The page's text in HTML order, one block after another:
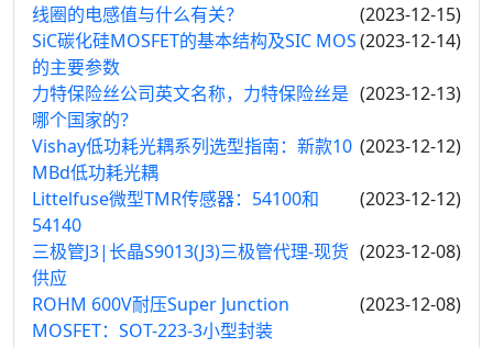
(2023-12-15)
线圈的电感值与什么有关？
(2023-12-14)
SiC碳化硅MOSFET的基本结构及SIC MOS
的主要参数
(2023-12-13)
力特保险丝公司英文名称，力特保险丝是
哪个国家的？
(2023-12-12)
Vishay低功耗光耦系列选型指南：新款10
MBd低功耗光耦
(2023-12-12)
Littelfuse微型TMR传感器：54100和
54140
(2023-12-08)
三极管J3|长晶S9013(J3)三极管代理-现货
供应
(2023-12-08)
ROHM 600V耐压Super Junction
MOSFET：SOT-223-3小型封装